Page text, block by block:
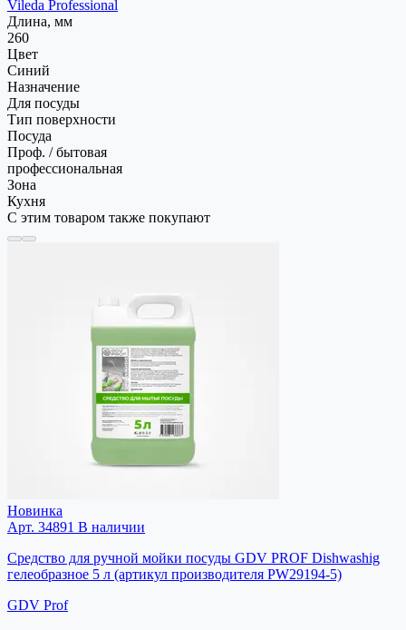
Vileda Professional
Длина, мм
260
Цвет
Синий
Назначение
Для посуды
Тип поверхности
Посуда
Проф. / бытовая
профессиональная
Зона
Кухня
С этим товаром также покупают
Новинка
Арт. 34891 В наличии
Средство для ручной мойки посуды GDV PROF Dishwashig
гелеобразное 5 л (артикул производителя PW29194-5)
GDV Prof